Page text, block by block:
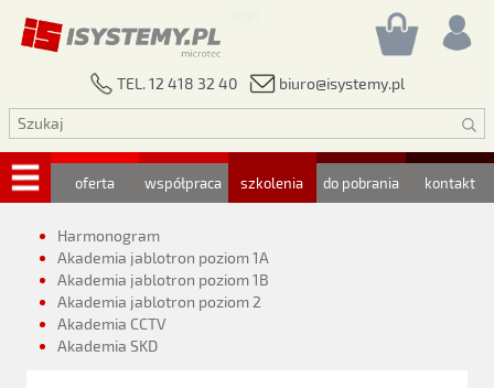
TEL. 12 418 32 40 biuro@isystemy.pl
oferta współpraca szkolenia do pobrania kontakt
Harmonogram
Akademia jablotron poziom 1A
Akademia jablotron poziom 1B
Akademia jablotron poziom 2
Akademia CCTV
Akademia SKD